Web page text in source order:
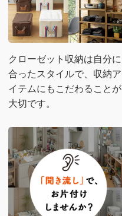
クローゼット収納は自分に
合ったスタイルで、収納ア
イテムにもこだわることが
大切です。